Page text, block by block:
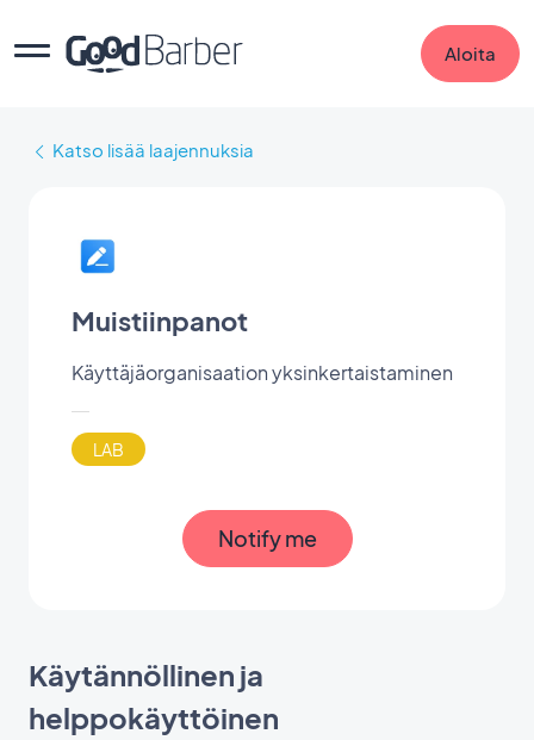
Aloita
Katso lisää laajennuksia
Muistiinpanot
Käyttäjäorganisaation yksinkertaistaminen
LAB
Notify me
Käytännöllinen ja
helppokäyttöinen